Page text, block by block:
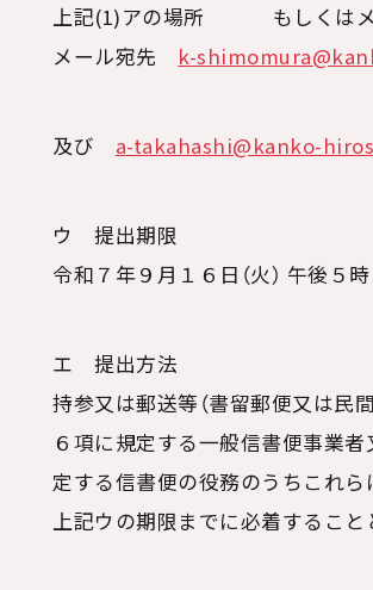
上記(1)アの場所 もしくはメー
メール宛先 k-
及び a-takahashi@kanko-
ウ 提出期限
令和７年９月１６日（火） 午後５時
エ 提出方法
持参又は郵送等（書留郵便又は民
６項に規定する一般信書便事業
定する信書便の役務のうちこれら
上記ウの期限までに必着すること